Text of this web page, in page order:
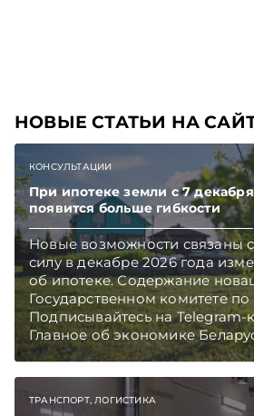
НОВЫЕ СТАТЬИ НА
КОНСУЛЬТАЦИИ
При ипотеке земли с 7
появится больше гибкости
Новые возможности связаны
силу в декабре 2026 года
об ипотеке. Содержание
Государственном комитете
Подписывайтесь на
Главное об экономике
чем в новостях TelegramViber
ТРАНСПОРТ, ЛОГИСТИКА